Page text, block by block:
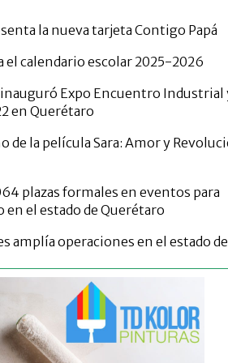
la nueva tarjeta Contigo Papá
el calendario escolar 2025-2026
Expo Encuentro Industrial
en Querétaro
de la película Sara: Amor y
plazas formales en eventos para
en el estado de Querétaro
amplía operaciones en el estado de